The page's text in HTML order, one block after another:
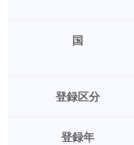
国
登録区分
登録年